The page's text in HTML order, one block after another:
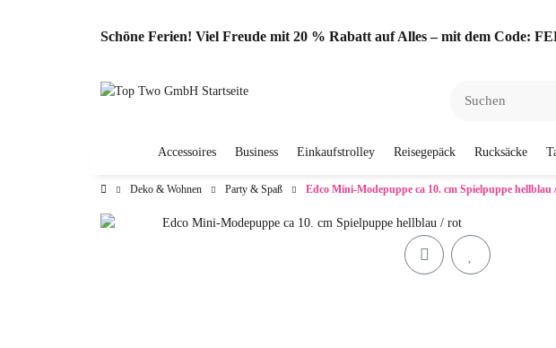
Schöne Ferien! Viel Freude mit 20 % Rabatt auf Alles – mit dem Code:
Accessoires Business Einkaufstrolley Reisegepäck Rucksäcke
Deko & Wohnen Party & Spaß Edco Mini-Modepuppe ca 10. cm Spielpuppe hellblau